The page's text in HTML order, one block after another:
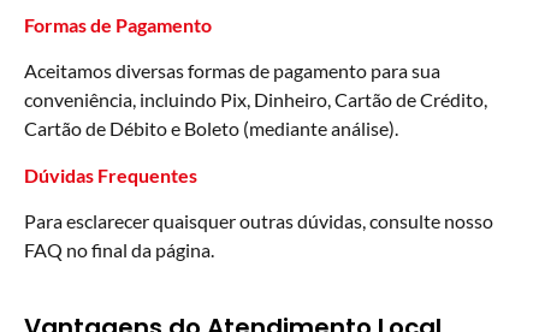
Formas de Pagamento
Aceitamos diversas formas de pagamento para sua
conveniência, incluindo Pix, Dinheiro, Cartão de Crédito,
Cartão de Débito e Boleto (mediante análise).
Dúvidas Frequentes
Para esclarecer quaisquer outras dúvidas, consulte nosso
FAQ no final da página.